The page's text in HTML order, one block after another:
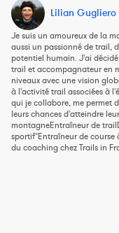
Lilian Gugliero
Je suis un amoureux de la
aussi un passionné de trail,
potentiel humain. J'ai
trail et accompagnateur en
niveaux avec une vision
à l'activité trail associées à
qui je collabore, me permet
leurs chances d'atteindre
montagneEntraîneur de
sportif"Entraîneur de course
du coaching chez Trails in